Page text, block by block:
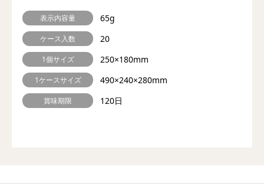
表示内容量 65g
ケース入数 20
1個サイズ 250×180mm
1ケースサイズ 490×240×280mm
賞味期限 120日